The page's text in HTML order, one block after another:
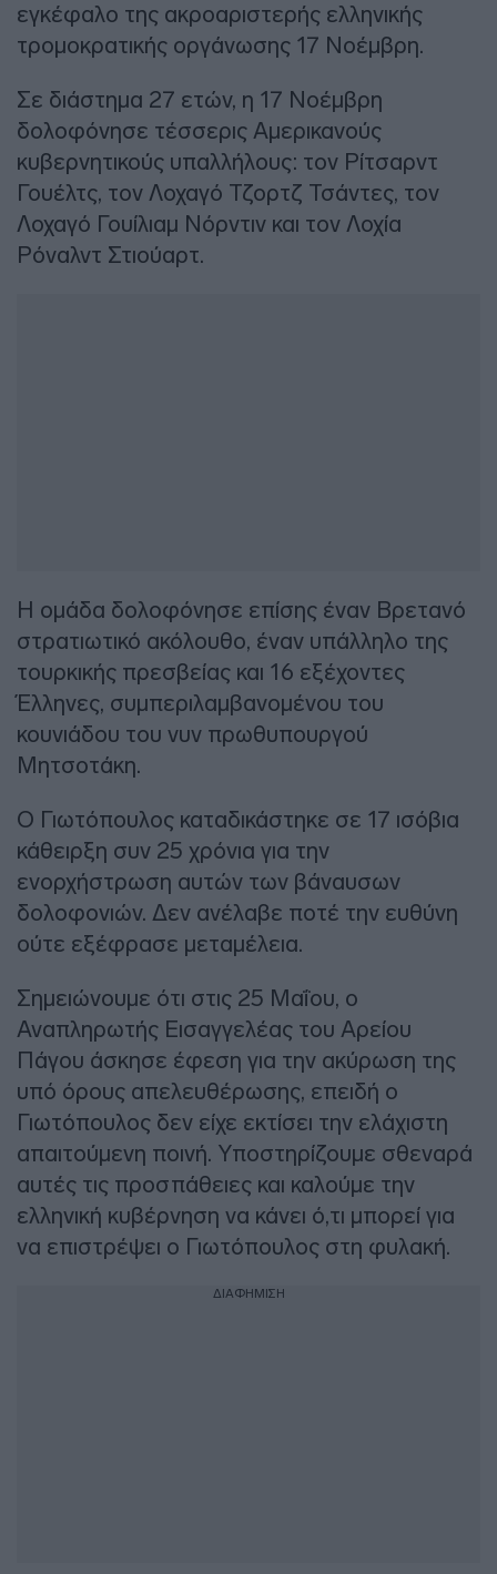
εγκέφαλο της ακροαριστερής ελληνικής
τρομοκρατικής οργάνωσης 17 Νοέμβρη.
Σε διάστημα 27 ετών, η 17 Νοέμβρη
δολοφόνησε τέσσερις Αμερικανούς
κυβερνητικούς υπαλλήλους: τον Ρίτσαρντ
Γουέλτς, τον Λοχαγό Τζορτζ Τσάντες, τον
Λοχαγό Γουίλιαμ Νόρντιν και τον Λοχία
Ρόναλντ Στιούαρτ.
Η ομάδα δολοφόνησε επίσης έναν Βρετανό
στρατιωτικό ακόλουθο, έναν υπάλληλο της
τουρκικής πρεσβείας και 16 εξέχοντες
Έλληνες, συμπεριλαμβανομένου του
κουνιάδου του νυν πρωθυπουργού
Μητσοτάκη.
Ο Γιωτόπουλος καταδικάστηκε σε 17 ισόβια
κάθειρξη συν 25 χρόνια για την
ενορχήστρωση αυτών των βάναυσων
δολοφονιών. Δεν ανέλαβε ποτέ την ευθύνη
ούτε εξέφρασε μεταμέλεια.
Σημειώνουμε ότι στις 25 Μαΐου, ο
Αναπληρωτής Εισαγγελέας του Αρείου
Πάγου άσκησε έφεση για την ακύρωση της
υπό όρους απελευθέρωσης, επειδή ο
Γιωτόπουλος δεν είχε εκτίσει την ελάχιστη
απαιτούμενη ποινή. Υποστηρίζουμε σθεναρά
αυτές τις προσπάθειες και καλούμε την
ελληνική κυβέρνηση να κάνει ό,τι μπορεί για
να επιστρέψει ο Γιωτόπουλος στη φυλακή.
ΔΙΑΦΗΜΙΣΗ